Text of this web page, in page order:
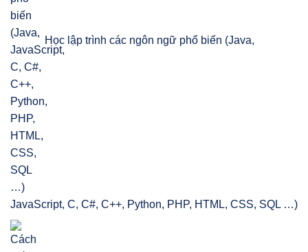
Học lập trình các ngôn ngữ phổ biến (Java,
JavaScript, C, C#, C++, Python, PHP, HTML, CSS, SQL …)